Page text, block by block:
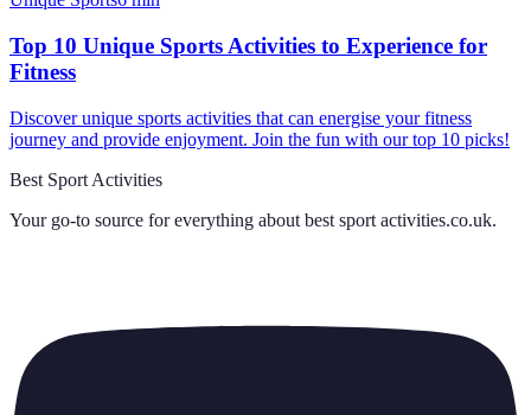
Top 10 Unique Sports Activities to Experience for
Fitness
Discover unique sports activities that can energise your fitness
journey and provide enjoyment. Join the fun with our top 10 picks!
Best Sport Activities
Your go-to source for everything about best sport activities.co.uk.